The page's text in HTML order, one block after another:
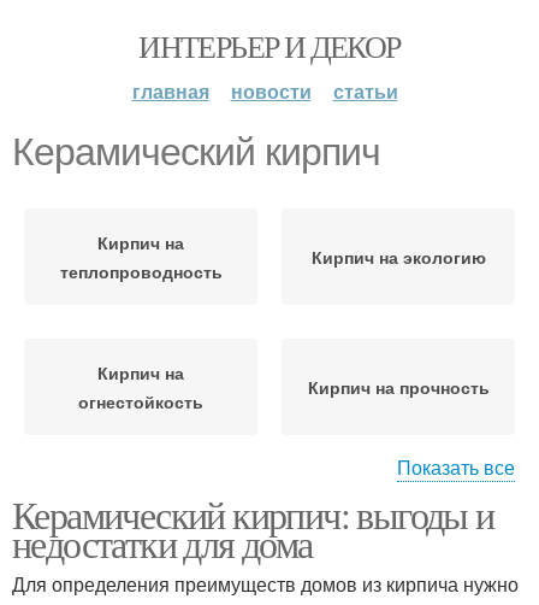
ИНТЕРЬЕР И ДЕКОР
главная новости статьи
Керамический кирпич
Кирпич на
теплопроводность
Кирпич на экологию
Кирпич на
огнестойкость
Кирпич на прочность
Кирпич на стоимость Кирпич на эстетику
Показать все
Керамический кирпич: выгоды и
недостатки для дома
Для определения преимуществ домов из кирпича нужно